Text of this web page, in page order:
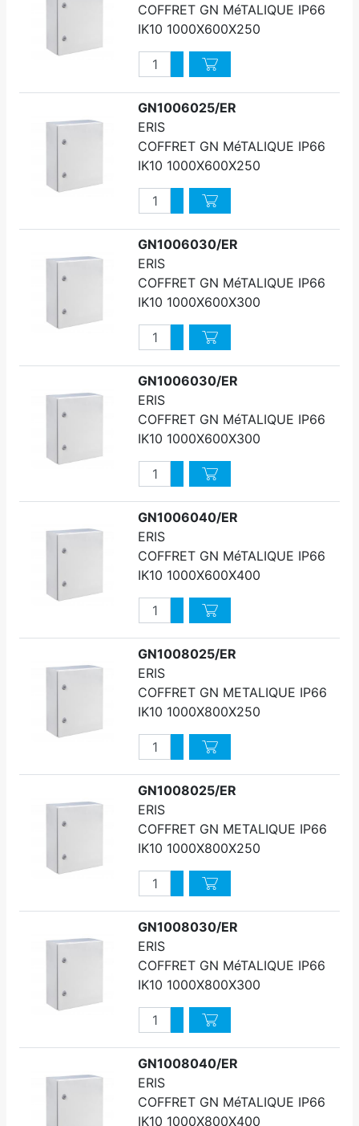
COFFRET GN MéTALIQUE IP66
IK10 1000X600X250
QuantitéAugmenter quantité
Diminuer quantité
GN1006025/ER
ERIS
COFFRET GN MéTALIQUE IP66
IK10 1000X600X250
QuantitéAugmenter quantité
Diminuer quantité
GN1006030/ER
ERIS
COFFRET GN MéTALIQUE IP66
IK10 1000X600X300
QuantitéAugmenter quantité
Diminuer quantité
GN1006030/ER
ERIS
COFFRET GN MéTALIQUE IP66
IK10 1000X600X300
QuantitéAugmenter quantité
Diminuer quantité
GN1006040/ER
ERIS
COFFRET GN MéTALIQUE IP66
IK10 1000X600X400
QuantitéAugmenter quantité
Diminuer quantité
GN1008025/ER
ERIS
COFFRET GN METALIQUE IP66
IK10 1000X800X250
QuantitéAugmenter quantité
Diminuer quantité
GN1008025/ER
ERIS
COFFRET GN METALIQUE IP66
IK10 1000X800X250
QuantitéAugmenter quantité
Diminuer quantité
GN1008030/ER
ERIS
COFFRET GN MéTALIQUE IP66
IK10 1000X800X300
QuantitéAugmenter quantité
Diminuer quantité
GN1008040/ER
ERIS
COFFRET GN MéTALIQUE IP66
IK10 1000X800X400